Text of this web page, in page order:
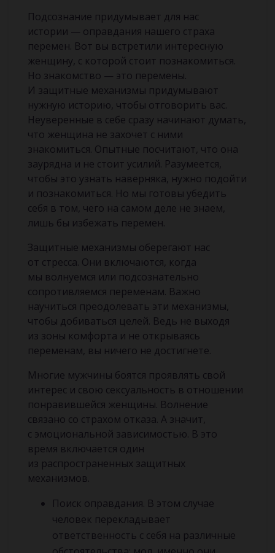
Подсознание придумывает для нас
истории — оправдания нашего страха
перемен. Вот вы встретили интересную
женщину, с которой стоит познакомиться.
Но знакомство — это перемены.
И защитные механизмы придумывают
нужную историю, чтобы отговорить вас.
Неуверенные в себе сразу начинают думать,
что женщина не захочет с ними
знакомиться. Опытные посчитают, что она
заурядна и не стоит усилий. Разумеется,
чтобы это узнать наверняка, нужно подойти
и познакомиться. Но мы готовы убедить
себя в том, чего на самом деле не знаем,
лишь бы избежать перемен.
Защитные механизмы оберегают нас
от стресса. Они включаются, когда
мы волнуемся или подсознательно
сопротивляемся переменам. Важно
научиться преодолевать эти механизмы,
чтобы добиваться целей. Ведь не выходя
из зоны комфорта и не открываясь
переменам, вы ничего не достигнете.
Многие мужчины боятся проявлять свой
интерес и свою сексуальность в отношении
понравившейся женщины. Волнение
связано со страхом отказа. А значит,
с эмоциональной зависимостью. В это
время включается один
из распространенных защитных
механизмов.
Поиск оправдания. В этом случае
человек перекладывает
ответственность с себя на различные